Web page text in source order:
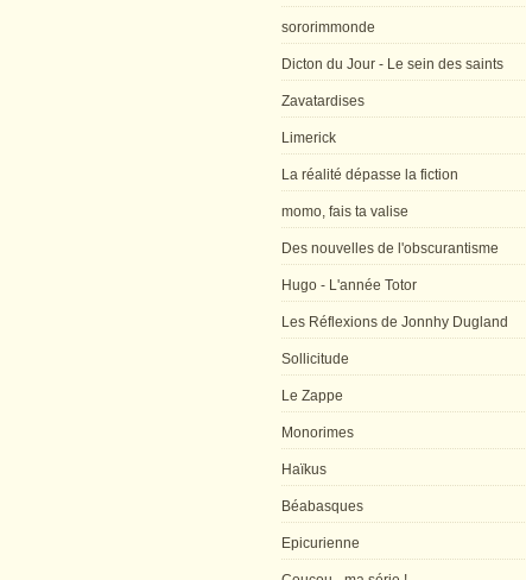
sororimmonde
Dicton du Jour - Le sein des saints
Zavatardises
Limerick
La réalité dépasse la fiction
momo, fais ta valise
Des nouvelles de l'obscurantisme
Hugo - L'année Totor
Les Réflexions de Jonnhy Dugland
Sollicitude
Le Zappe
Monorimes
Haïkus
Béabasques
Epicurienne